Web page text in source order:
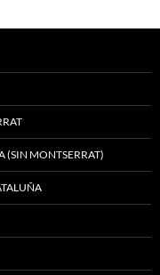
(SIN MONTSERRAT)